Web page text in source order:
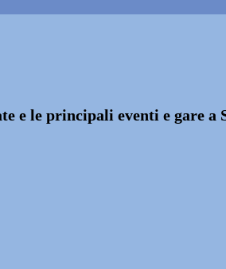
e le principali eventi e gare